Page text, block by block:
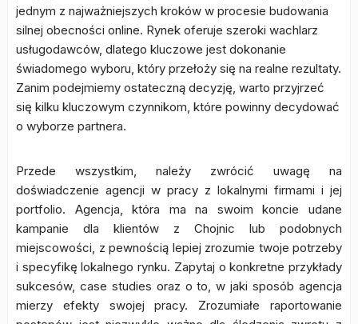
jednym z najważniejszych kroków w procesie budowania
silnej obecności online. Rynek oferuje szeroki wachlarz
usługodawców, dlatego kluczowe jest dokonanie
świadomego wyboru, który przełoży się na realne rezultaty.
Zanim podejmiemy ostateczną decyzję, warto przyjrzeć
się kilku kluczowym czynnikom, które powinny decydować
o wyborze partnera.
Przede wszystkim, należy zwrócić uwagę na
doświadczenie agencji w pracy z lokalnymi firmami i jej
portfolio. Agencja, która ma na swoim koncie udane
kampanie dla klientów z Chojnic lub podobnych
miejscowości, z pewnością lepiej zrozumie twoje potrzeby
i specyfikę lokalnego rynku. Zapytaj o konkretne przykłady
sukcesów, case studies oraz o to, w jaki sposób agencja
mierzy efekty swojej pracy. Zrozumiałe raportowanie